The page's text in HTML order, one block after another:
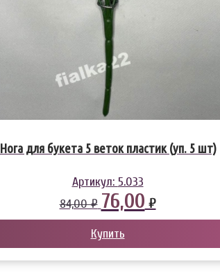
Нога для букета 5 веток пластик (уп. 5 шт)
Артикул: 5.033
84,00 ₽ 76,00 ₽
Купить